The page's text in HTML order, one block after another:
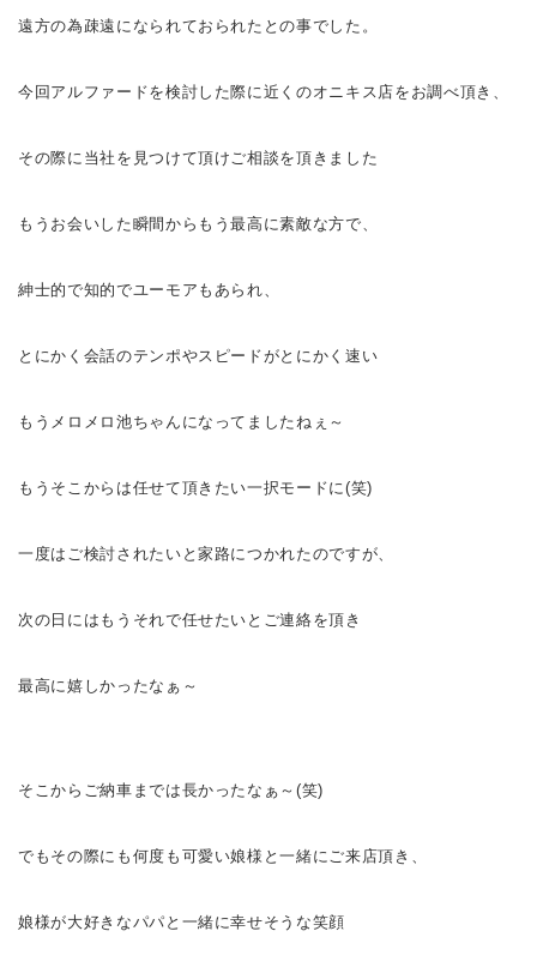
遠方の為疎遠になられておられたとの事でした。
今回アルファードを検討した際に近くのオニキス店をお調べ頂き、
その際に当社を見つけて頂けご相談を頂きました
もうお会いした瞬間からもう最高に素敵な方で、
紳士的で知的でユーモアもあられ、
とにかく会話のテンポやスピードがとにかく速い
もうメロメロ池ちゃんになってましたねぇ～
もうそこからは任せて頂きたい一択モードに(笑)
一度はご検討されたいと家路につかれたのですが、
次の日にはもうそれで任せたいとご連絡を頂き
最高に嬉しかったなぁ～
そこからご納車までは長かったなぁ～(笑)
でもその際にも何度も可愛い娘様と一緒にご来店頂き、
娘様が大好きなパパと一緒に幸せそうな笑顔